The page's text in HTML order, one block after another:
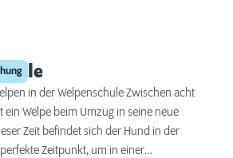
in der Welpenschule Zwischen acht
Welpe beim Umzug in seine neue
Zeit befindet sich der Hund in der
Zeitpunkt, um in einer